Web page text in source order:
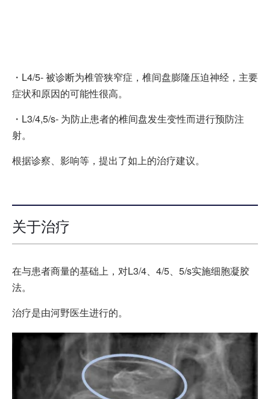
・L4/5- 被诊断为椎管狭窄症，椎间盘膨隆压迫神经，主要
症状和原因的可能性很高。
・L3/4,5/s- 为防止患者的椎间盘发生变性而进行预防注
射。
根据诊察、影响等，提出了如上的治疗建议。
关于治疗
在与患者商量的基础上，对L3/4、4/5、5/s实施细胞凝胶
法。
治疗是由河野医生进行的。